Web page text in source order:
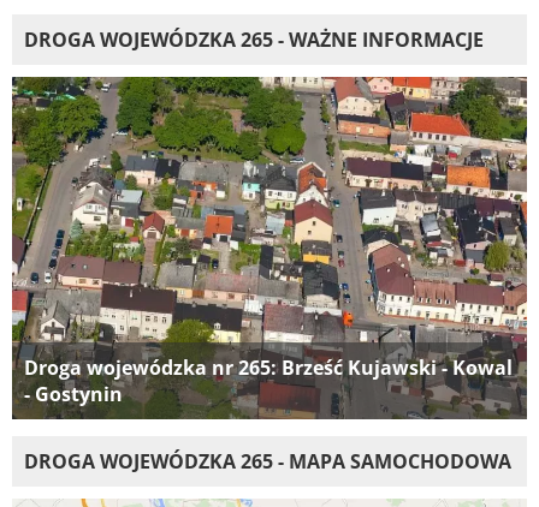
DROGA WOJEWÓDZKA 265 - WAŻNE INFORMACJE
Droga wojewódzka nr 265: Brześć Kujawski - Kowal
- Gostynin
DROGA WOJEWÓDZKA 265 - MAPA SAMOCHODOWA